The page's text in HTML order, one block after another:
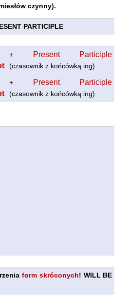
czynny).
PARTICIPLE
+ Present Participle
(czasownik z końcówką ing)
+ Present Participle
(czasownik z końcówką ing)
form skróconych! WILL BE